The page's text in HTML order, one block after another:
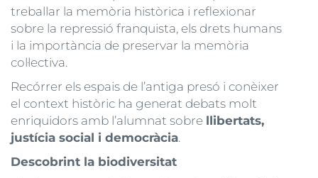
treballar la memòria històrica i reflexionar
sobre la repressió franquista, els drets humans
i la importància de preservar la memòria
col·lectiva.
Recórrer els espais de l’antiga presó i conèixer
el context històric ha generat debats molt
enriquidors amb l’alumnat sobre llibertats,
justícia social i democràcia.
Descobrint la biodiversitat